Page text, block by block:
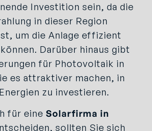
Investition sein, da die
in dieser Region
um die Anlage effizient
Darüber hinaus gibt
für Photovoltaik in
es attraktiver machen, in
zu investieren.
für eine Solarfirma in
sollten Sie sich